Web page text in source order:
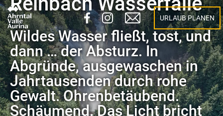
URLAUB PLANEN
Wildes Wasser fließt, tost, und
dann … der Absturz. In
Abgründe, ausgewaschen in
Jahrtausenden durch rohe
Gewalt. Ohrenbetäubend.
Schäumend. Das Licht bricht